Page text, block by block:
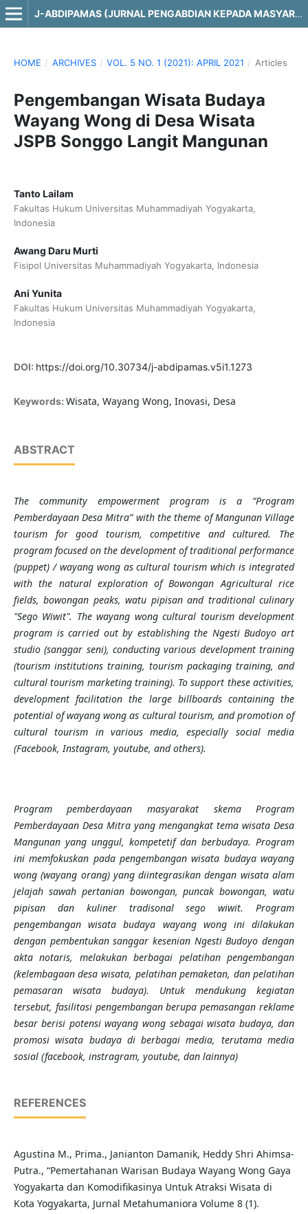
J-ABDIPAMAS (JURNAL PENGABDIAN KEPADA MASYARAKAT)
HOME / ARCHIVES / VOL. 5 NO. 1 (2021): APRIL 2021 / Articles
Pengembangan Wisata Budaya
Wayang Wong di Desa Wisata
JSPB Songgo Langit Mangunan
Tanto Lailam
Fakultas Hukum Universitas Muhammadiyah Yogyakarta,
Indonesia
Awang Daru Murti
Fisipol Universitas Muhammadiyah Yogyakarta, Indonesia
Ani Yunita
Fakultas Hukum Universitas Muhammadiyah Yogyakarta,
Indonesia
DOI: https://doi.org/10.30734/j-abdipamas.v5i1.1273
Keywords: Wisata, Wayang Wong, Inovasi, Desa
ABSTRACT
The community empowerment program is a “Program
Pemberdayaan Desa Mitra” with the theme of Mangunan Village
tourism for good tourism, competitive and cultured. The
program focused on the development of traditional performance
(puppet) / wayang wong as cultural tourism which is integrated
with the natural exploration of Bowongan Agricultural rice
fields, bowongan peaks, watu pipisan and traditional culinary
"Sego Wiwit". The wayang wong cultural tourism development
program is carried out by establishing the Ngesti Budoyo art
studio (sanggar seni), conducting various development training
(tourism institutions training, tourism packaging training, and
cultural tourism marketing training). To support these activities,
development facilitation the large billboards containing the
potential of wayang wong as cultural tourism, and promotion of
cultural tourism in various media, especially social media
(Facebook, Instagram, youtube, and others).
Program pemberdayaan masyarakat skema Program
Pemberdayaan Desa Mitra yang mengangkat tema wisata Desa
Mangunan yang unggul, kompetetif dan berbudaya. Program
ini memfokuskan pada pengembangan wisata budaya wayang
wong (wayang orang) yang diintegrasikan dengan wisata alam
jelajah sawah pertanian bowongan, puncak bowongan, watu
pipisan dan kuliner tradisonal sego wiwit.Program
pengembangan wisata budaya wayang wong ini dilakukan
dengan pembentukan sanggar kesenian Ngesti Budoyo dengan
akta notaris, melakukan berbagai pelatihan pengembangan
(kelembagaan desa wisata, pelatihan pemaketan, dan pelatihan
pemasaran wisata budaya). Untuk mendukung kegiatan
tersebut, fasilitasi pengembangan berupa pemasangan reklame
besar berisi potensi wayang wong sebagai wisata budaya, dan
promosi wisata budaya di berbagai media, terutama media
sosial (facebook, instragram, youtube, dan lainnya)
REFERENCES
Agustina M., Prima., Janianton Damanik, Heddy Shri Ahimsa-
Putra., “Pemertahanan Warisan Budaya Wayang Wong Gaya
Yogyakarta dan Komodifikasinya Untuk Atraksi Wisata di
Kota Yogyakarta, Jurnal Metahumaniora Volume 8 (1).